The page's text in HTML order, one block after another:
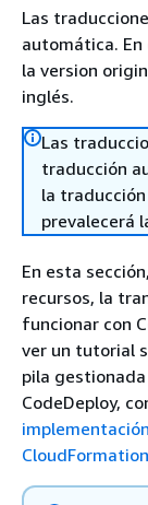
Las
automática.
la version
inglés.
Las
traducción
la
prevalecerá
En esta
recursos, la
funcionar con
ver un tutorial
pila
CodeDeploy,
CloudFormation